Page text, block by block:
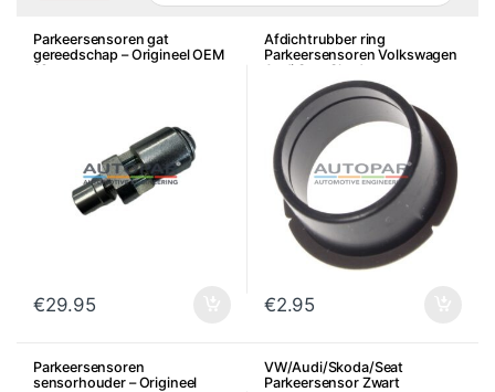
Parkeersensoren gat
gereedschap – Origineel OEM
18mm
€29.95
Afdichtrubber ring
Parkeersensoren Volkswagen
Audi Seat Skoda
€2.95
Parkeersensoren
sensorhouder – Origineel
VW/Audi/Skoda/Seat
Parkeersensor Zwart